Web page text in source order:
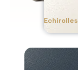
Echirolles